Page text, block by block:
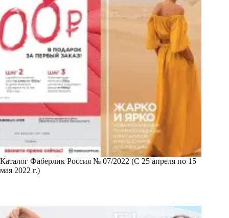
Каталог Фаберлик Россия № 07/2022 (С 25 апреля по 15
мая 2022 г.)